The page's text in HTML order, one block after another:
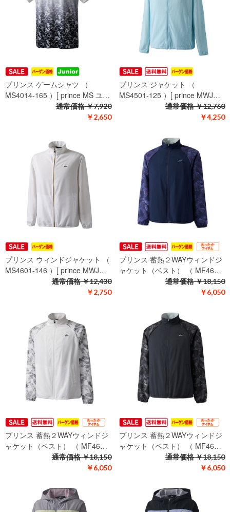
プリンス ゲームシャツ （
MS4014-165 ）[ prince MS ユ…
￥2,650
通常価格￥7,920
プリンス ジャケット （
MS4501-125 ）[ prince MWJ…
￥4,250
通常価格￥12,760
プリンス ウィンドジャケット （
MS4601-146 ）[ prince MWJ…
￥2,750
通常価格￥12,430
プリンス 蓄熱２WAYウィンドジ
ャケット（ベスト） （ MF46…
￥6,050
通常価格￥18,150
プリンス 蓄熱２WAYウィンドジ
ャケット（ベスト） （ MF46…
￥6,050
通常価格￥18,150
プリンス 蓄熱２WAYウィンドジ
ャケット（ベスト） （ MF46…
￥6,050
通常価格￥18,150